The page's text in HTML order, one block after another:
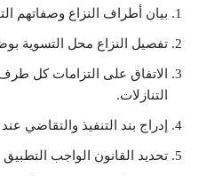
بيان أطراف النزاع وصفاتهم
تفصيل النزاع محل التسوية
الاتفاق على التزامات كل
التنازلات.
إدراج بند التنفيذ والتقاضي عند
تحديد القانون الواجب